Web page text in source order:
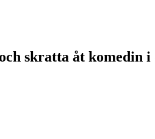
skratta åt komedin i